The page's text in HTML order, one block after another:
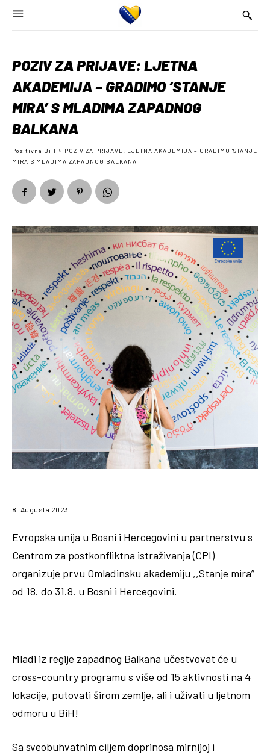
POZIV ZA PRIJAVE: LJETNA
AKADEMIJA – GRADIMO ‘STANJE
MIRA’ S MLADIMA ZAPADNOG
BALKANA
Pozitivna BiH
POZIV ZA PRIJAVE: LJETNA AKADEMIJA – GRADIMO ‘STANJE
MIRA’ S MLADIMA ZAPADNOG BALKANA
8. Augusta 2023.
Evropska unija u Bosni i Hercegovini u partnerstvu s
Centrom za postkonfliktna istraživanja (CPI)
organizuje prvu Omladinsku akademiju ,,Stanje mira”
od 18. do 31.8. u Bosni i Hercegovini.
Mladi iz regije zapadnog Balkana učestvovat će u
cross-country programu s više od 15 aktivnosti na 4
lokacije, putovati širom zemlje, ali i uživati u ljetnom
odmoru u BiH!
Sa sveobuhvatnim ciljem doprinosa mirnijoj i